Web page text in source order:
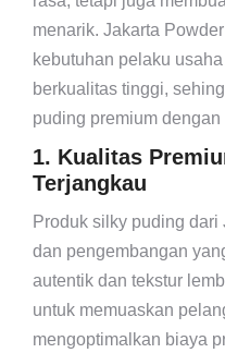
menarik. Jakarta
kebutuhan pelaku
berkualitas tinggi,
puding premium
1. Kualitas
Terjangkau
Produk silky puding
dan pengembangan
autentik dan tekstur
untuk memuaskan
mengoptimalkan biaya